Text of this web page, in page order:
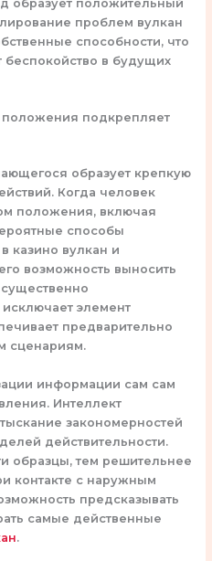
образует положительный
проблем вулкан
способности, что
в будущих
подкрепляет
образует крепкую
Когда человек
положения, включая
способы
казино вулкан и
возможность выносить
элемент
предварительно
сценариям.
информации сам сам
Интеллект
закономерностей
действительности.
образцы, тем решительнее
контакте с наружным
предсказывать
самые действенные
.